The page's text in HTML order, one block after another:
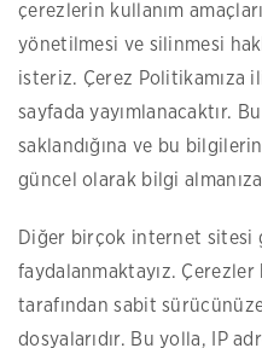
çerezlerin kullanım
yönetilmesi ve silinmesi
isteriz. Çerez Politikamıza
sayfada yayımlanacaktır.
saklandığına ve bu
güncel olarak bilgi
Diğer birçok internet sitesi
faydalanmaktayız.
tarafından sabit
dosyalarıdır. Bu yolla, IP